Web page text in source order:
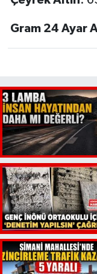
Gram 24 Ayar